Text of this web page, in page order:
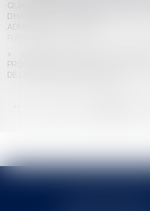
QUAND LA PROCÉDURE CIVILE
D’HABITATION S’INSPIRE DE
ADMINISTRATIVE, EN PIRE
Publié le :
L'ARTICLE L 2125-3 DU CODE
PROPRIÉTÉ DES PERSONNES
DE LA REDEVANCE DOMANIALE